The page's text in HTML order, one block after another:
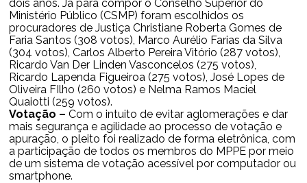
dois anos. Já para compor o Conselho Superior do
Ministério Público (CSMP) foram escolhidos os
procuradores de Justiça Christiane Roberta Gomes de
Faria Santos (308 votos), Marco Aurélio Farias da Silva
(304 votos), Carlos Alberto Pereira Vitório (287 votos),
Ricardo Van Der Linden Vasconcelos (275 votos),
Ricardo Lapenda Figueiroa (275 votos), José Lopes de
Oliveira FIlho (260 votos) e Nelma Ramos Maciel
Quaiotti (259 votos).
Votação –Com o intuito de evitar aglomerações e dar
mais segurança e agilidade ao processo de votação e
apuração, o pleito foi realizado de forma eletrônica, com
a participação de todos os membros do MPPE por meio
de um sistema de votação acessível por computador ou
smartphone.